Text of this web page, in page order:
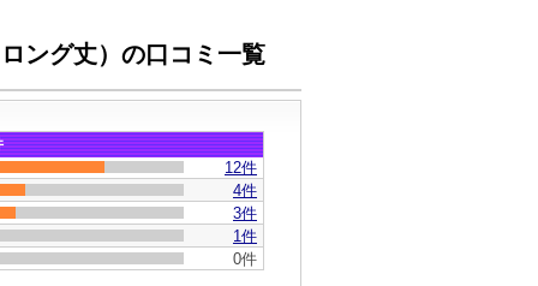
ング丈）の口コミ一覧
12件
4件
3件
1件
0件